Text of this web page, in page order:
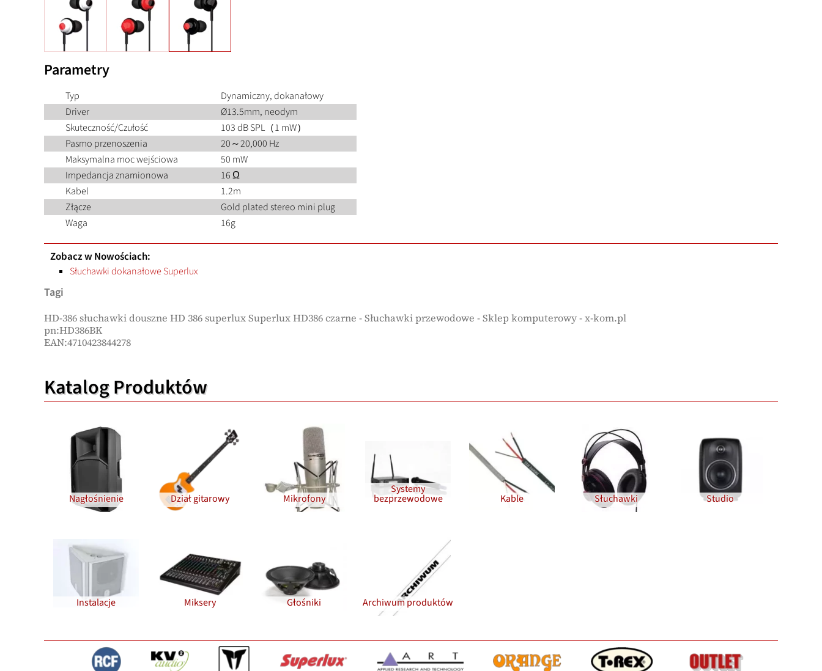
Parametry
Typ
Dynamiczny, dokanałowy
Driver
Ø13.5mm, neodym
Skuteczność/Czułość
103 dB SPL（1 mW）
Pasmo przenoszenia
20～20,000 Hz
Maksymalna moc wejściowa
50 mW
Impedancja znamionowa
16 Ω
Kabel
1.2m
Złącze
Gold plated stereo mini plug
Waga
16g
Zobacz w Nowościach:
Słuchawki dokanałowe Superlux
Tagi
HD-386 słuchawki douszne HD 386 superlux Superlux HD386 czarne - Słuchawki przewodowe - Sklep komputerowy - x-kom.pl
pn:HD386BK
EAN:4710423844278
Katalog Produktów
Nagłośnienie Dział gitarowy Mikrofony
Systemy
bezprzewodowe Kable Słuchawki Studio
Instalacje Miksery Głośniki Archiwum produktów